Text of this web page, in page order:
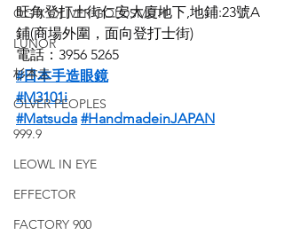
OG X OLIVER GOLDSMITH
LUNOR
杉本圭
OLVER PEOPLES
999.9
LEOWL IN EYE
EFFECTOR
FACTORY 900
旺角登打士街仁安大廈地下,地鋪:23號A
鋪(商場外圍，面向登打士街)
電話：3956 5265
#日本手造眼鏡
#M3101i
#Matsuda #HandmadeinJAPAN